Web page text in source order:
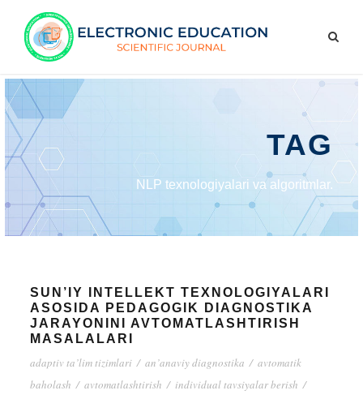
TAG
NLP texnologiyalari va algoritmlar.
SUN’IY INTELLEKT TEXNOLOGIYALARI
ASOSIDA PEDAGOGIK DIAGNOSTIKA
JARAYONINI AVTOMATLASHTIRISH
MASALALARI
adaptiv ta’lim tizimlari / an’anaviy diagnostika / avtomatik
baholash / avtomatlashtirish / individual tavsiyalar berish /